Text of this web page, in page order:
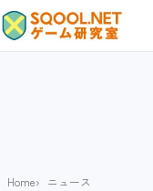
Home
ニュース